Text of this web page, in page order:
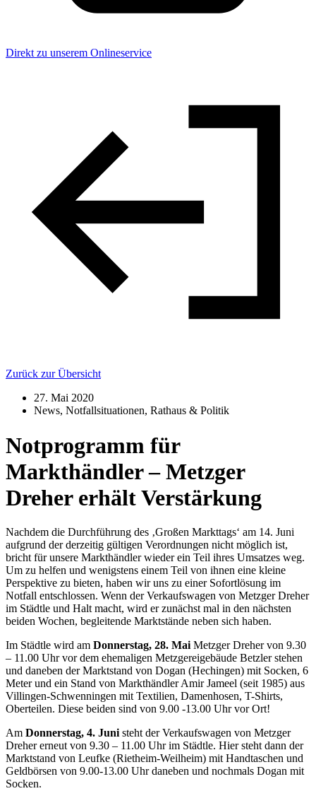
Direkt zu unserem Onlineservice
Zurück zur Übersicht
27. Mai 2020
News, Notfallsituationen, Rathaus & Politik
Notprogramm für
Markthändler – Metzger
Dreher erhält Verstärkung
Nachdem die Durchführung des ‚Großen Markttags‘ am 14. Juni
aufgrund der derzeitig gültigen Verordnungen nicht möglich ist,
bricht für unsere Markthändler wieder ein Teil ihres Umsatzes weg.
Um zu helfen und wenigstens einem Teil von ihnen eine kleine
Perspektive zu bieten, haben wir uns zu einer Sofortlösung im
Notfall entschlossen. Wenn der Verkaufswagen von Metzger Dreher
im Städtle und Halt macht, wird er zunächst mal in den nächsten
beiden Wochen, begleitende Marktstände neben sich haben.
Im Städtle wird am Donnerstag, 28. Mai Metzger Dreher von 9.30
– 11.00 Uhr vor dem ehemaligen Metzgereigebäude Betzler stehen
und daneben der Marktstand von Dogan (Hechingen) mit Socken, 6
Meter und ein Stand von Markthändler Amir Jameel (seit 1985) aus
Villingen-Schwenningen mit Textilien, Damenhosen, T-Shirts,
Oberteilen. Diese beiden sind von 9.00 -13.00 Uhr vor Ort!
Am Donnerstag, 4. Juni steht der Verkaufswagen von Metzger
Dreher erneut von 9.30 – 11.00 Uhr im Städtle. Hier steht dann der
Marktstand von Leufke (Rietheim-Weilheim) mit Handtaschen und
Geldbörsen von 9.00-13.00 Uhr daneben und nochmals Dogan mit
Socken.